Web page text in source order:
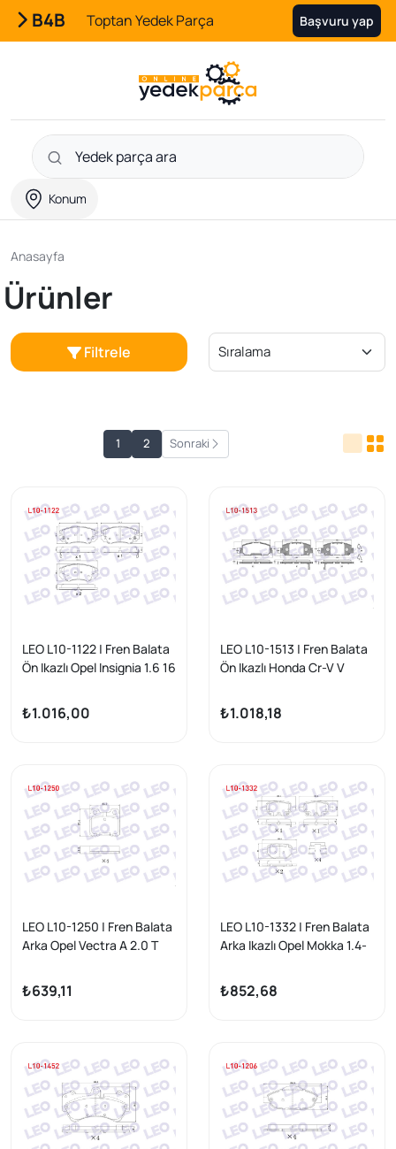
B4B Toptan Yedek Parça Başvuru yap
Konum
Anasayfa
Ürünler
Filtrele
1 2 Sonraki
LEO L10-1122 | Fren Balata
Ön Ikazlı Opel Insignia 1.6 16
2008-/ Insignia 2.0 CDTI
130 Hp 2008 -
₺1.016,00
LEO L10-1513 | Fren Balata
Ön Ikazlı Honda Cr-V V
₺1.018,18
LEO L10-1250 | Fren Balata
Arka Opel Vectra A 2.0 T
1988-1995 / Astra F 1.8
1991-1998 / Astra F 2.0
Classic 1.4İ 1998-2002
₺639,11
LEO L10-1332 | Fren Balata
Arka Ikazlı Opel Mokka 1.4-
₺852,68